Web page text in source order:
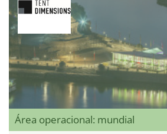
Área operacional: mundial